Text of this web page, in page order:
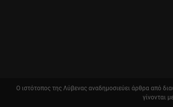
Ο ιστότοπος της Λύβενας αναδημοσιεύει άρθρα από
γίνονται